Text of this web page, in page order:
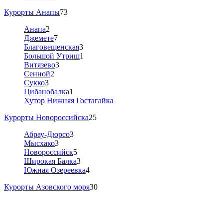
Курорты Анапы73
Анапа2
Джемете7
Благовещенская3
Большой Утриш1
Витязево3
Сенной2
Сукко3
Цибанобалка1
Хутор Нижняя Гостагайка
Курорты Новороссийска25
Абрау-Дюрсо3
Мысхако3
Новороссийск5
Широкая Балка3
Южная Озереевка4
Курорты Азовского моря30